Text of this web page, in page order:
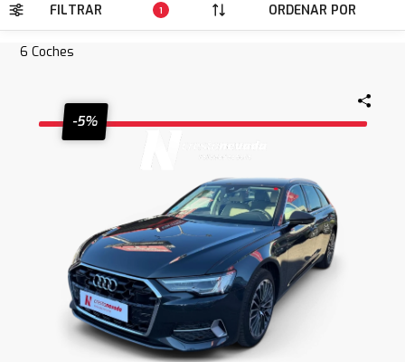
FILTRAR 1 ORDENAR POR
6 Coches
-5%